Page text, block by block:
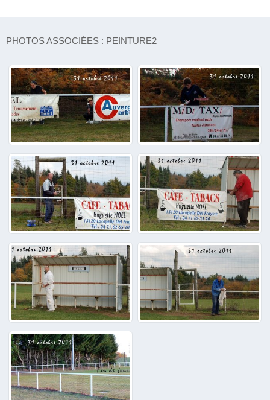
PHOTOS ASSOCIÉES : PEINTURE2